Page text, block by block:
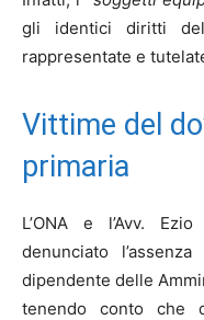
gli identici diritti
rappresentate e
Vittime del
primaria
L’ONA e l’Avv.
denunciato
dipendente delle
tenendo conto che